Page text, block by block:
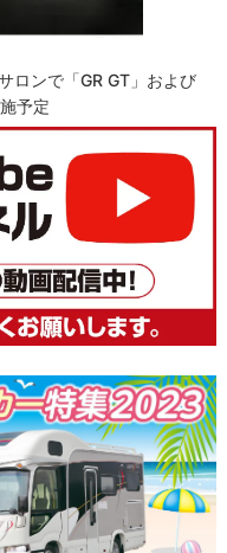
ロンで「GR GT」および
予定